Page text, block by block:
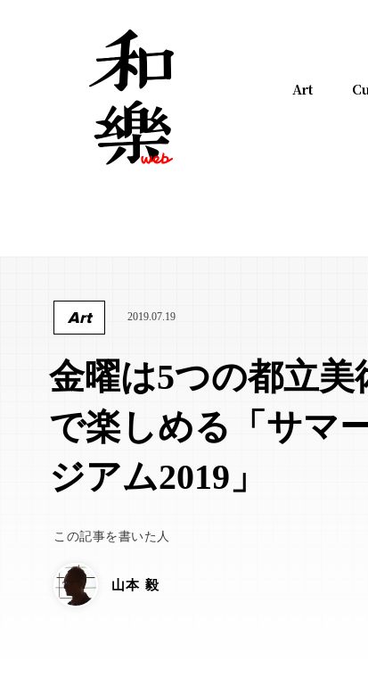
Art
Art 2019.07.19
金曜は5つの都立美
で楽しめる「サマ
ジアム2019」
この記事を書いた人
山本 毅